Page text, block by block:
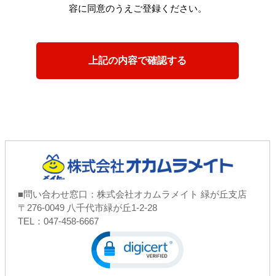
容に同意のうえご登録ください。
■問い合わせ窓口：株式会社オカムラメイト 緑が丘支店
〒276-0049 八千代市緑が丘1-2-28
TEL：047-458-6667